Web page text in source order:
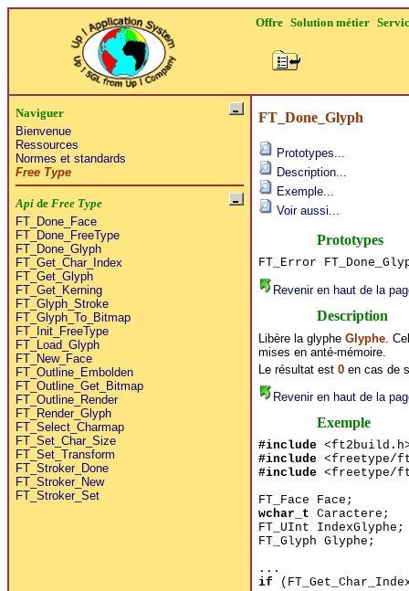
Offre Solution métier
Naviguer
Bienvenue
Ressources
Normes et standards
Free Type
Apide Free Type
FT_Done_Face
FT_Done_FreeType
FT_Done_Glyph
FT_Get_Char_Index
FT_Get_Glyph
FT_Get_Kerning
FT_Glyph_Stroke
FT_Glyph_To_Bitmap
FT_Init_FreeType
FT_Load_Glyph
FT_New_Face
FT_Outline_Embolden
FT_Outline_Get_Bitmap
FT_Outline_Render
FT_Render_Glyph
FT_Select_Charmap
FT_Set_Char_Size
FT_Set_Transform
FT_Stroker_Done
FT_Stroker_New
FT_Stroker_Set
FT_Done_Glyph
Prototypes...
Description...
Exemple...
Voir aussi...
Prototypes
FT_Error
Revenir en haut de la
Description
Libère la glyphe Glyphe.
mises en anté-mémoire.
Le résultat est 0en cas de
Revenir en haut de la
Exemple
#include
#include<freetype/
#include<freetype/
FT_Face Face;
wchar_t Caractere;
FT_UInt IndexGlyphe;
FT_Glyph Glyphe;
...
if